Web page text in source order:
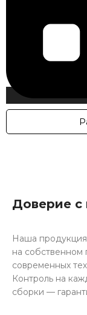
Доверие с
Наша продукция
на собственном
современных
Контроль на
сборки —